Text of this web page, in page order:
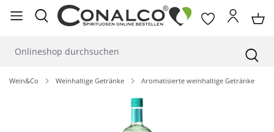
springen
Wein&Co Weinhaltige Getränke Aromatisierte weinhaltige Getränke